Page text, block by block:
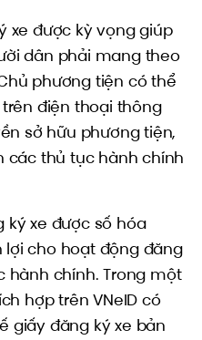
xe được kỳ vọng giúp
dân phải mang theo
phương tiện có thể
điện thoại thông
sở hữu phương tiện,
các thủ tục hành chính
ký xe được số hóa
cho hoạt động đăng
hành chính. Trong một
hợp trên VNeID có
giấy đăng ký xe bản